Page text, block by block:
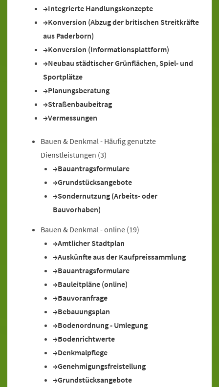
Integrierte Handlungskonzepte
Konversion (Abzug der britischen Streitkräfte
aus Paderborn)
Konversion (Informationsplattform)
Neubau städtischer Grünflächen, Spiel- und
Sportplätze
Planungsberatung
Straßenbaubeitrag
Vermessungen
Bauen & Denkmal - Häufig genutzte
Dienstleistungen (3)
Bauantragsformulare
Grundstücksangebote
Sondernutzung (Arbeits- oder
Bauvorhaben)
Bauen & Denkmal - online (19)
Amtlicher Stadtplan
Auskünfte aus der Kaufpreissammlung
Bauantragsformulare
Bauleitpläne (online)
Bauvoranfrage
Bebauungsplan
Bodenordnung - Umlegung
Bodenrichtwerte
Denkmalpflege
Genehmigungsfreistellung
Grundstücksangebote